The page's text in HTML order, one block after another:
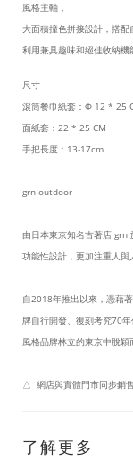
風格主軸，
大面積撞色拼接設計，搭
利用兼具趣味和絕佳收納
尺寸
滾筒餐巾紙套：Φ 12 * 25
面紙套：22 * 25 CM
手把長度：13-17cm
grn outdoor —
由日本東京知名古著店 grn
功能性設計，更加注重人與
自2018年推出以來，憑藉
牌自行開發、復刻考究70
風格品牌林立的東京中脫穎
△ 網店與實體門市同步銷
了解更多